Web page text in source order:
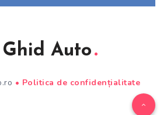
Ghid Auto
• Politica de confidențialitate